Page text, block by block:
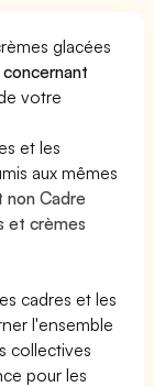
glacées
votre
et les
aux mêmes
non Cadre
et crèmes
cadres et les
l'ensemble
collectives
pour les